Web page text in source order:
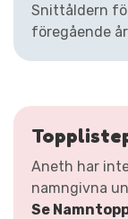
Snittåldern
föregående
Aneth har
namngivna
Se